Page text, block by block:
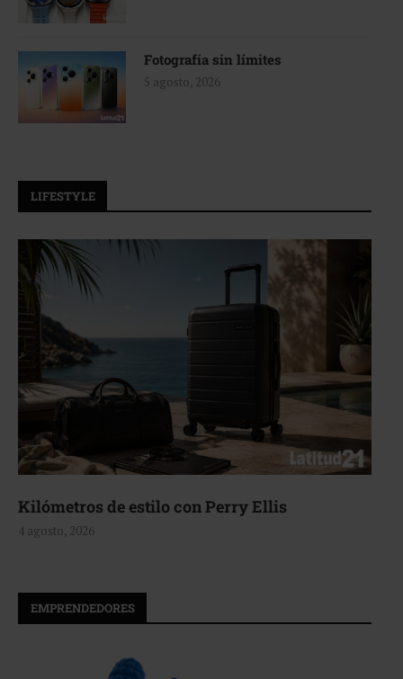
Fotografía sin límites
5 agosto, 2026
LIFESTYLE
Aerie, texturas que fluyen
4 agosto, 2026
EMPRENDEDORES